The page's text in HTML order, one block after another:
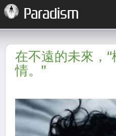
Paradism
在不遠的未來，
情。”